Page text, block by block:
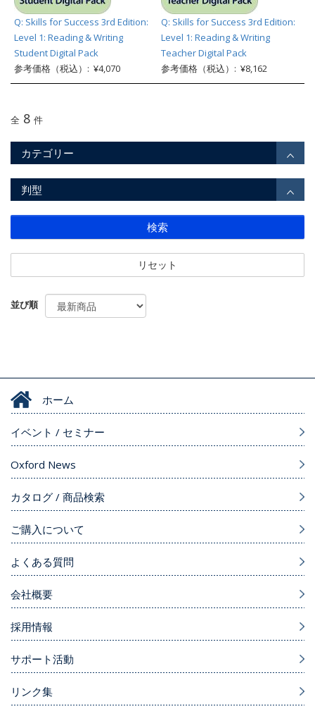
Q: Skills for Success 3rd Edition:
Level 1: Reading & Writing
Student Digital Pack
参考価格（税込）: ¥4,070
Q: Skills for Success 3rd Edition:
Level 1: Reading & Writing
Teacher Digital Pack
参考価格（税込）: ¥8,162
全 8 件
カテゴリー
判型
検索
リセット
並び順
ホーム
イベント / セミナー
Oxford News
カタログ / 商品検索
ご購入について
よくある質問
会社概要
採用情報
サポート活動
リンク集